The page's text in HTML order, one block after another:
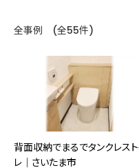
全事例 (全55件)
背面収納でまるでタンクレス
レ│さいたま市